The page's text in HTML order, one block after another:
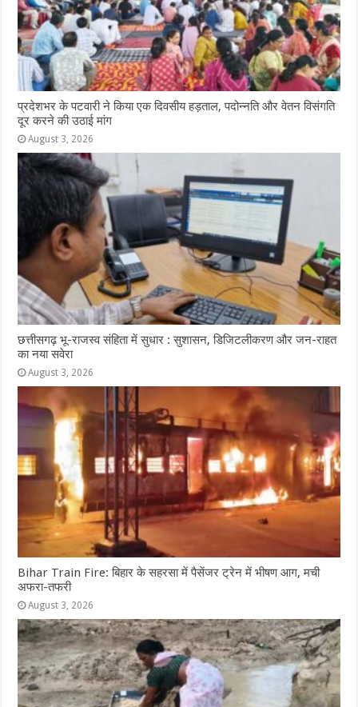
प्रदेशभर के पटवारी ने किया एक दिवसीय हड़ताल, पदोन्नति और वेतन विसंगति
दूर करने की उठाई मांग
August 3, 2026
छत्तीसगढ़ भू-राजस्व संहिता में सुधार : सुशासन, डिजिटलीकरण और जन-राहत
का नया सवेरा
August 3, 2026
Bihar Train Fire: बिहार के सहरसा में पैसेंजर ट्रेन में भीषण आग, मची
अफरा-तफरी
August 3, 2026